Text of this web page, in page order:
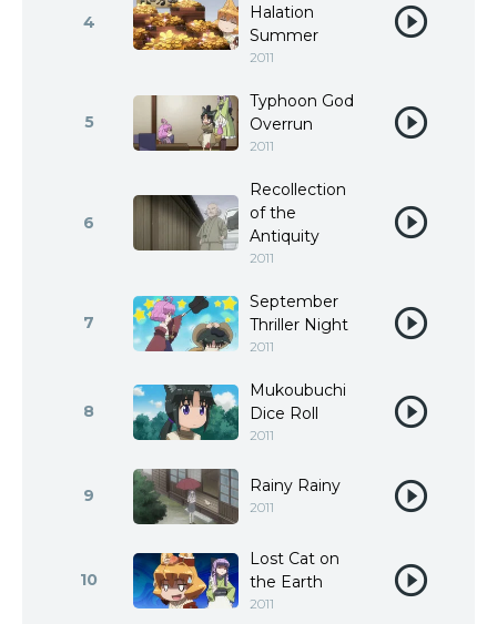
4
Halation
Summer
2011
5
Typhoon God
Overrun
2011
6
Recollection
of the
Antiquity
2011
7
September
Thriller Night
2011
8
Mukoubuchi
Dice Roll
2011
9 Rainy Rainy
2011
10
Lost Cat on
the Earth
2011